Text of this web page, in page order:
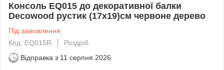
Консоль EQ015 до декоративної балки
Decowood рустик (17х19)см червоне дерево
Під замовлення
Код: EQ015R
Роздріб
Відправка з 11 серпня 2026